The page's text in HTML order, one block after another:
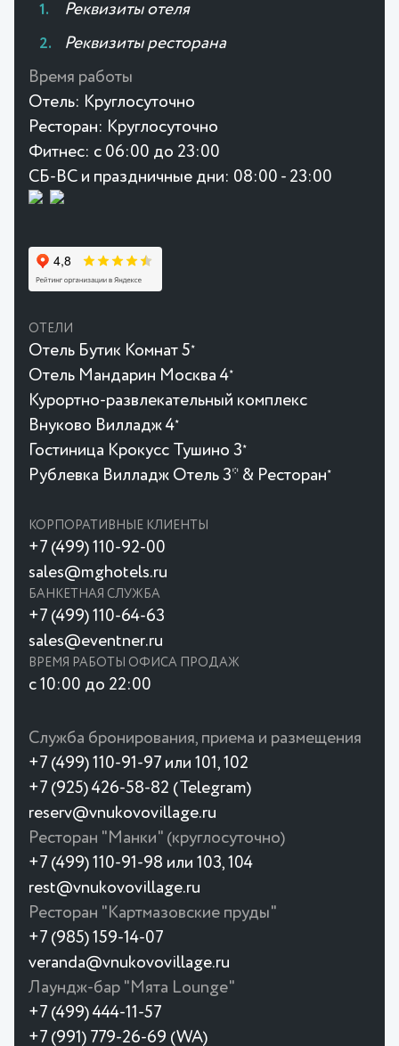
Реквизиты отеля
Реквизиты ресторана
Время работы
Отель: Круглосуточно
Ресторан: Круглосуточно
Фитнес: с 06:00 до 23:00
СБ-ВС и праздничные дни: 08:00 - 23:00
ОТЕЛИ
Отель Бутик Комнат 5★
Отель Мандарин Москва 4★
Курортно-развлекательный комплекс
Внуково Вилладж 4★
Гостиница Крокусc Тушино 3★
Рублевка Вилладж Отель 3* & Ресторан★
КОРПОРАТИВНЫЕ КЛИЕНТЫ
+7 (499) 110-92-00
sales@mghotels.ru
БАНКЕТНАЯ СЛУЖБА
+7 (499) 110-64-63
sales@eventner.ru
ВРЕМЯ РАБОТЫ ОФИСА ПРОДАЖ
с 10:00 до 22:00
Служба бронирования, приема и размещения
+7 (499) 110-91-97 или 101, 102
+7 (925) 426-58-82 (Telegram)
reserv@vnukovovillage.ru
Ресторан "Манки" (круглосуточно)
+7 (499) 110-91-98 или 103, 104
rest@vnukovovillage.ru
Ресторан "Картмазовские пруды"
+7 (985) 159-14-07
veranda@vnukovovillage.ru
Лаундж-бар "Мята Lounge"
+7 (499) 444-11-57
+7 (991) 779-26-69 (WA)